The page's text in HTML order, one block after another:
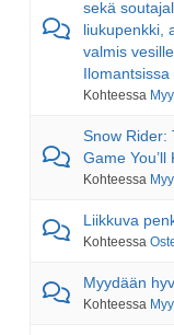
sekä
liukupenkki,
valmis
Ilomantsissa
Kohteessa
Snow Rider:
Game
Kohteessa
Liikkuva
Kohteessa
Myydään
Kohteessa